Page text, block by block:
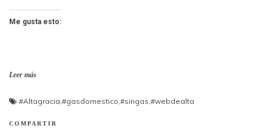
Me gusta esto:
Leer más
#Altagracia #gasdomestico #singas #webdealta
COMPARTIR